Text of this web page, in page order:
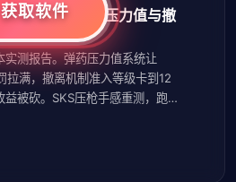
本实测：弹药压力值与撤
实测报告。弹药压力值系统让
满，撤离机制准入等级卡到12
被砍。SKS压枪手感重测，跑刀
获取软件